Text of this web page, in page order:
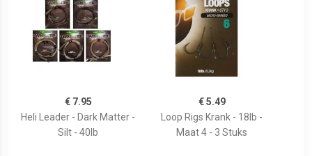
€ 7.95
Heli Leader - Dark Matter -
Silt - 40lb
€ 5.49
Loop Rigs Krank - 18lb -
Maat 4 - 3 Stuks